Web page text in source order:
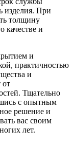
изделия. При
толщину
качестве и
и
практичностью
и
от
Тщательно
с опытным
решение и
вас своим
лет.